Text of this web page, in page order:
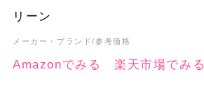
リーン
メーカー・ブランド/参考価格
Amazonでみる 楽天市場でみる